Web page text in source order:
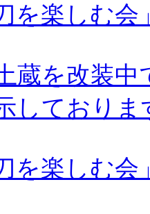
を楽しむ会
蔵を改装
しており
を楽しむ会